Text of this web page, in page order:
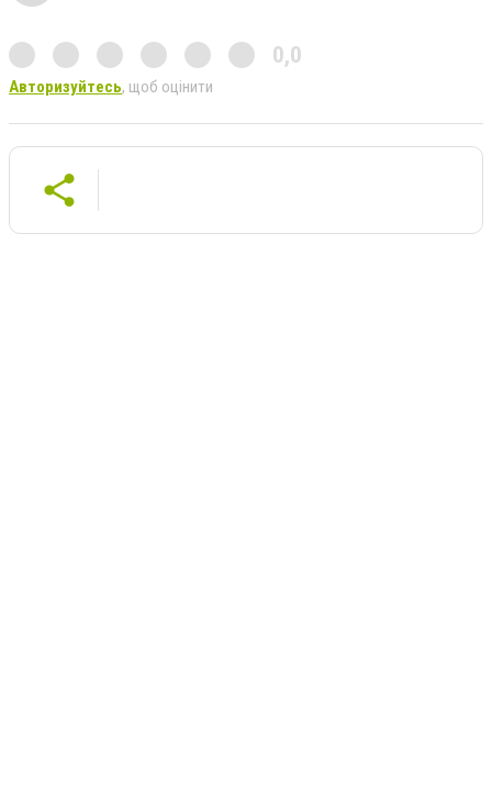
0,0
Авторизуйтесь, щоб оцінити